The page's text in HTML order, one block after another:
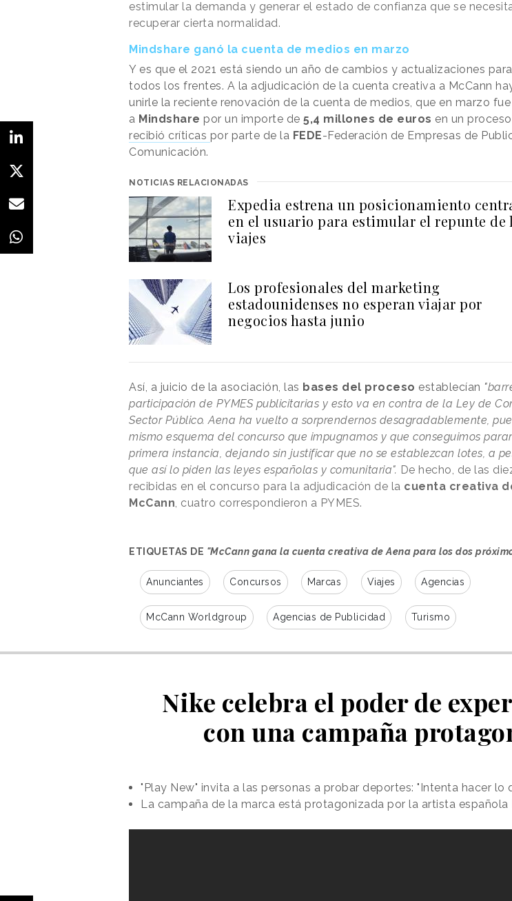
estimular la demanda y generar el estado de confianza que se
recuperar cierta normalidad.
Mindshare ganó la cuenta de medios en marzo
Y es que el 2021 está siendo un año de cambios y actualizaciones
todos los frentes. A la adjudicación de la cuenta creativa a McCann
unirle la reciente renovación de la cuenta de medios, que en marzo
a Mindshare por un importe de 5,4 millones de euros en un
recibió críticas por parte de la FEDE-Federación de Empresas de
Comunicación.
NOTICIAS RELACIONADAS
Expedia estrena un posicionamiento
en el usuario para estimular el repunte de
viajes
Los profesionales del marketing
estadounidenses no esperan viajar por
negocios hasta junio
Así, a juicio de la asociación, las bases del proceso establecían "
participación de PYMES publicitarias y esto va en contra de la Ley de
Sector Público. Aena ha vuelto a sorprendernos desagradablemente,
mismo esquema del concurso que impugnamos y que conseguimos
primera instancia, dejando sin justificar que no se establezcan lotes, a
que así lo piden las leyes españolas y comunitaria". De hecho, de las
recibidas en el concurso para la adjudicación de la cuenta creativa
McCann , cuatro correspondieron a PYMES.
ETIQUETAS DE "McCann gana la cuenta creativa de Aena para los dos
Anunciantes Concursos Marcas Viajes Agencias
McCann Worldgroup Agencias de Publicidad Turismo
Nike celebra el poder de
con una campaña
"Play New" invita a las personas a probar deportes: "Intenta hacer lo
La campaña de la marca está protagonizada por la artista